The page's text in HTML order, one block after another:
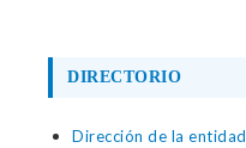
DIRECTORIO
Dirección de la entidad